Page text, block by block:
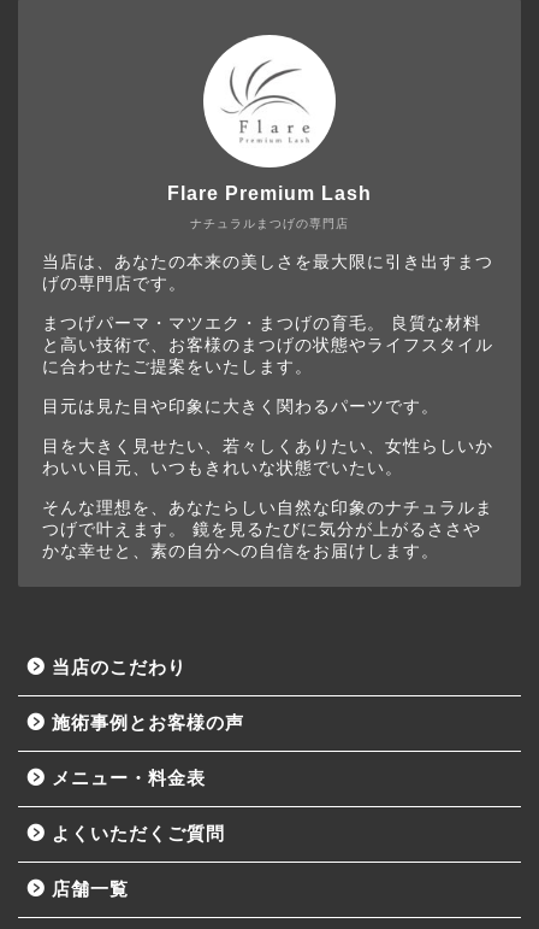
ナチュラルまつげの専門店
Flare Premium Lash
当店は、あなたの本来の美しさを最大限に引き出すまつ
げの専門店です。
まつげパーマ・マツエク・まつげの育毛。 良質な材料
と高い技術で、お客様のまつげの状態やライフスタイル
に合わせたご提案をいたします。
目元は見た目や印象に大きく関わるパーツです。
目を大きく見せたい、若々しくありたい、女性らしいか
わいい目元、いつもきれいな状態でいたい。
そんな理想を、あなたらしい自然な印象のナチュラルま
つげで叶えます。 鏡を見るたびに気分が上がるささや
かな幸せと、素の自分への自信をお届けします。
当店のこだわり
施術事例とお客様の声
メニュー・料金表
よくいただくご質問
店舗一覧